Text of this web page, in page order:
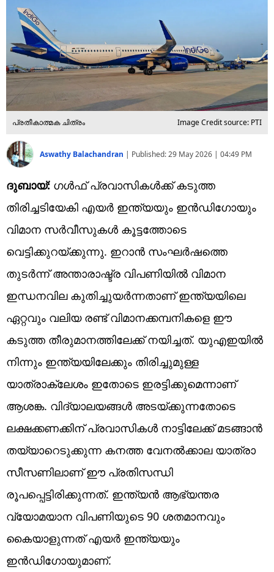
പ്രതീകാത്മക ചിത്രം Image Credit source: PTI
Aswathy Balachandran | Published:29 May 2026 | 04:49 PM
ദുബായ്: ഗൾഫ് പ്രവാസികൾക്ക് കടുത്ത
തിരിച്ചടിയേകി എയർ ഇന്ത്യയും ഇൻഡിഗോയും
വിമാന സർവീസുകൾ കൂട്ടത്തോടെ
വെട്ടിക്കുറയ്ക്കുന്നു. ഇറാൻ സംഘർഷത്തെ
തുടർന്ന് അന്താരാഷ്ട്ര വിപണിയിൽ വിമാന
ഇന്ധനവില കുതിച്ചുയർന്നതാണ് ഇന്ത്യയിലെ
ഏറ്റവും വലിയ രണ്ട് വിമാനക്കമ്പനികളെ ഈ
കടുത്ത തീരുമാനത്തിലേക്ക് നയിച്ചത്. യുഎഇയിൽ
നിന്നും ഇന്ത്യയിലേക്കും തിരിച്ചുമുള്ള
യാത്രാക്ലേശം ഇതോടെ ഇരട്ടിക്കുമെന്നാണ്
ആശങ്ക. വിദ്യാലയങ്ങൾ അടയ്ക്കുന്നതോടെ
ലക്ഷക്കണക്കിന് പ്രവാസികൾ നാട്ടിലേക്ക് മടങ്ങാൻ
തയ്യാറെടുക്കുന്ന കനത്ത വേനൽക്കാല യാത്രാ
സീസണിലാണ് ഈ പ്രതിസന്ധി
രൂപപ്പെട്ടിരിക്കുന്നത്. ഇന്ത്യൻ ആഭ്യന്തര
വ്യോമയാന വിപണിയുടെ 90 ശതമാനവും
കൈയാളുന്നത് എയർ ഇന്ത്യയും
ഇൻഡിഗോയുമാണ്.